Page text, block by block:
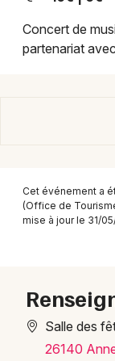
Foires &
Soirées
Expos
Sorties &
Marseille
Mulhouse
Strasbourg
Concert de
partenariat
Cet événement a
(Office de
mise à jour le 31/
Salle des
26140